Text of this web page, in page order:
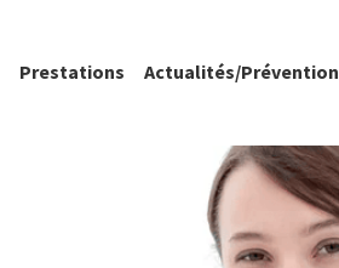
Prestations Actualités/Prévention